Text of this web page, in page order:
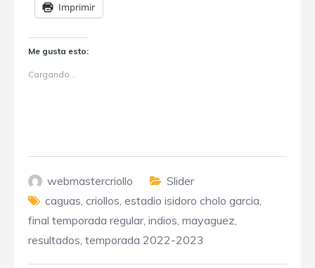
Imprimir
Me gusta esto:
Cargando...
webmastercriollo
Slider
caguas, criollos, estadio isidoro cholo garcia,
final temporada regular, indios, mayaguez,
resultados, temporada 2022-2023